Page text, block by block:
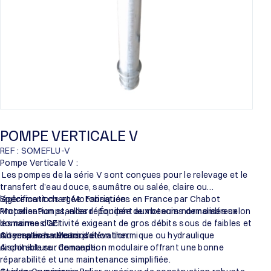
POMPE VERTICALE V
REF : SOMEFLU-V
Pompe Verticale V :
Les pompes de la série V sont conçues pour le relevage et le
transfert d’eau douce, saumâtre ou salée, claire ou
légèrement chargée. Fabriquées en France par Chabot
Propeller Pumps, elles répondent aux besoins de nombreux
domaines d’activité exigeant de gros débits sous de faibles et
moyennes hauteurs d’élévation.
Spécifications et Motorisation :
Motorisation standard : Équipée de moteurs normalisés selon
les normes CEI.
Alternatives : Motorisation thermique ou hydraulique
disponible sur demande.
Conception mécanique :
Architecture : Conception modulaire offrant une bonne
réparabilité et une maintenance simplifiée.